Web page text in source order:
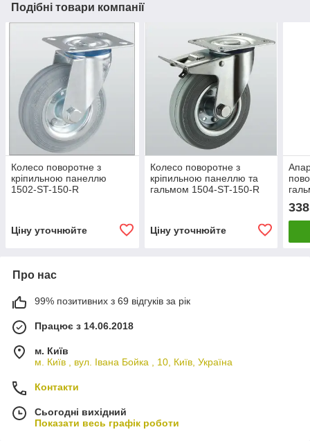
Подібні товари компанії
Колесо поворотне з
кріпильною панеллю
1502-ST-150-R
Ціну уточнюйте
Колесо поворотне з
кріпильною панеллю та
гальмом 1504-ST-150-R
Ціну уточнюйте
338
Про нас
99% позитивних з 69 відгуків за рік
Працює з 14.06.2018
м. Київ
м. Київ , вул. Івана Бойка , 10, Київ, Україна
Контакти
Сьогодні вихідний
Показати весь графік роботи